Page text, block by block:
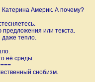
Америк. А почему?
предложения или текста.
даже тепло.
её среды.
снобизм.